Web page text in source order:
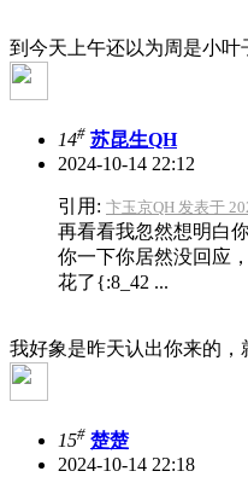
到今天上午还以为周是小叶
14# 苏昆生QH
2024-10-14 22:12
引用: 卞玉京QH 发表于
再看看我忽然想明白
你一下你居然没回应
花了{:8_42 ...
我好象是昨天认出你来的，
15# 楚楚
2024-10-14 22:18